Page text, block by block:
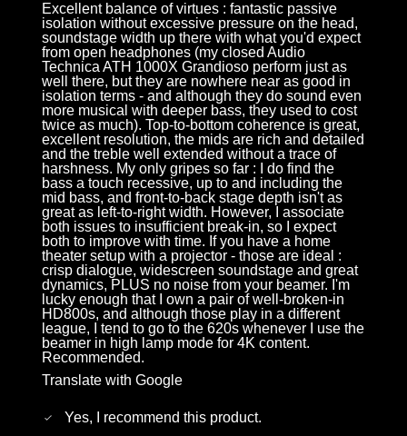
Excellent balance of virtues : fantastic passive
isolation without excessive pressure on the head,
soundstage width up there with what you'd expect
from open headphones (my closed Audio
Technica ATH 1000X Grandioso perform just as
well there, but they are nowhere near as good in
isolation terms - and although they do sound even
more musical with deeper bass, they used to cost
twice as much). Top-to-bottom coherence is great,
excellent resolution, the mids are rich and detailed
and the treble well extended without a trace of
harshness. My only gripes so far : I do find the
bass a touch recessive, up to and including the
mid bass, and front-to-back stage depth isn't as
great as left-to-right width. However, I associate
both issues to insufficient break-in, so I expect
both to improve with time. If you have a home
theater setup with a projector - those are ideal :
crisp dialogue, widescreen soundstage and great
dynamics, PLUS no noise from your beamer. I'm
lucky enough that I own a pair of well-broken-in
HD800s, and although those play in a different
league, I tend to go to the 620s whenever I use the
beamer in high lamp mode for 4K content.
Recommended.
Translate with Google
Yes, I recommend this product.